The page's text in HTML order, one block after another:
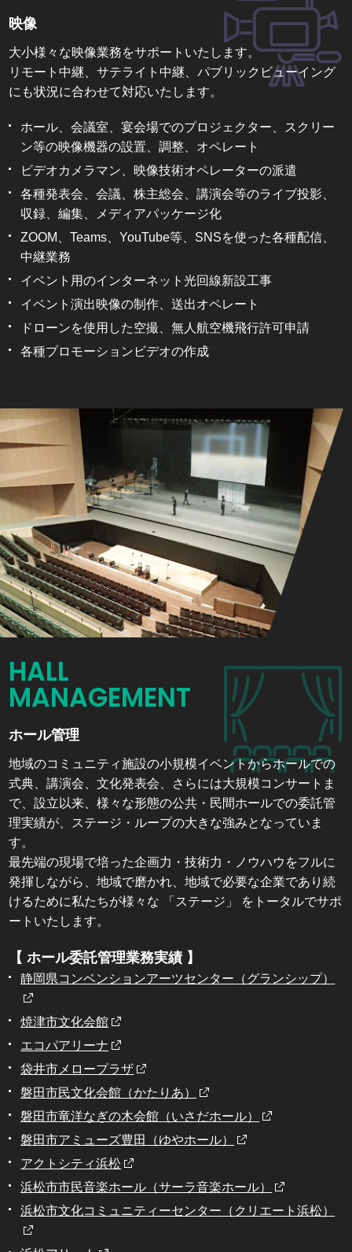
映像
大小様々な映像業務をサポートいたします。
リモート中継、サテライト中継、パブリックビューイング
にも状況に合わせて対応いたします。
ホール、会議室、宴会場でのプロジェクター、スクリー
ン等の映像機器の設置、調整、オペレート
ビデオカメラマン、映像技術オペレーターの派遣
各種発表会、会議、株主総会、講演会等のライブ投影、
収録、編集、メディアパッケージ化
ZOOM、Teams、YouTube等、SNSを使った各種配信、
中継業務
イベント用のインターネット光回線新設工事
イベント演出映像の制作、送出オペレート
ドローンを使用した空撮、無人航空機飛行許可申請
各種プロモーションビデオの作成
HALL
MANAGEMENT
ホール管理
地域のコミュニティ施設の小規模イベントからホールでの
式典、講演会、文化発表会、さらには大規模コンサートま
で、設立以来、様々な形態の公共・民間ホールでの委託管
理実績が、ステージ・ループの大きな強みとなっていま
す。
最先端の現場で培った企画力・技術力・ノウハウをフルに
発揮しながら、地域で磨かれ、地域で必要な企業であり続
けるために私たちが様々な 「ステージ」 をトータルでサポ
ートいたします。
【 ホール委託管理業務実績 】
静岡県コンベンションアーツセンター （グランシップ）
焼津市文化会館
エコパアリーナ
袋井市メロープラザ
磐田市民文化会館 （かたりあ）
磐田市竜洋なぎの木会館 （いさだホール）
磐田市アミューズ豊田
（ゆやホール）
アクトシティ浜松
浜松市市民音楽ホール （サーラ音楽ホール）
浜松市文化コミュニティーセンター （クリエート浜松）